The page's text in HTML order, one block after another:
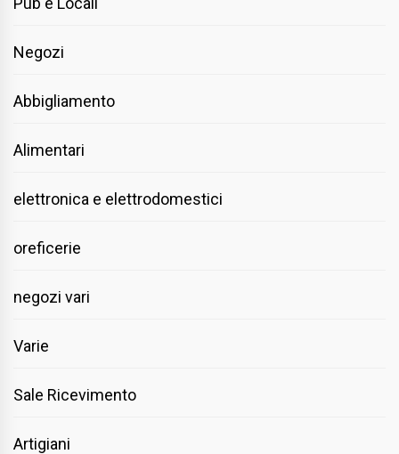
Negozi
Abbigliamento
Alimentari
elettronica e elettrodomestici
oreficerie
negozi vari
Varie
Sale Ricevimento
Artigiani